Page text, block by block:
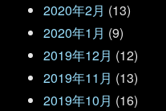
2020年2月 (13)
2020年1月 (9)
2019年12月 (12)
2019年11月 (13)
2019年10月 (16)